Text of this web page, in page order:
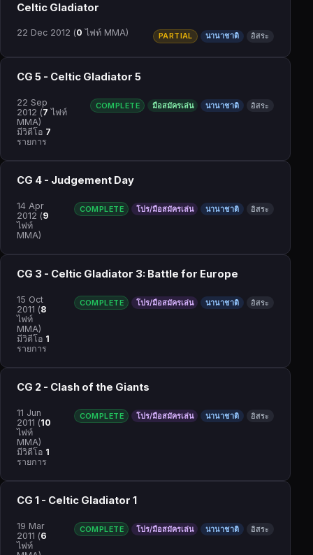
22 Dec 2012 (0 ไฟท์ MMA)
Celtic Gladiator
PARTIAL นานาชาติ อิสระ
22 Sep
2012 (7 ไฟท์
MMA)
มีวิดีโอ 7
รายการ
CG 5 - Celtic Gladiator 5
COMPLETE มือสมัครเล่น นานาชาติ อิสระ
14 Apr
2012 (9
ไฟท์
MMA)
CG 4 - Judgement Day
COMPLETE โปร/มือสมัครเล่น นานาชาติ อิสระ
15 Oct
2011 (8
ไฟท์
MMA)
มีวิดีโอ 1
รายการ
CG 3 - Celtic Gladiator 3: Battle for Europe
COMPLETE โปร/มือสมัครเล่น นานาชาติ อิสระ
11 Jun
2011 (10
ไฟท์
MMA)
มีวิดีโอ 1
รายการ
CG 2 - Clash of the Giants
COMPLETE โปร/มือสมัครเล่น นานาชาติ อิสระ
19 Mar
2011 (6
ไฟท์
CG 1 - Celtic Gladiator 1
COMPLETE โปร/มือสมัครเล่น นานาชาติ อิสระ